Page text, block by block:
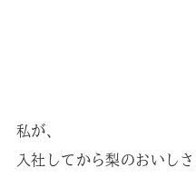
私が、
入社してから梨のおいし